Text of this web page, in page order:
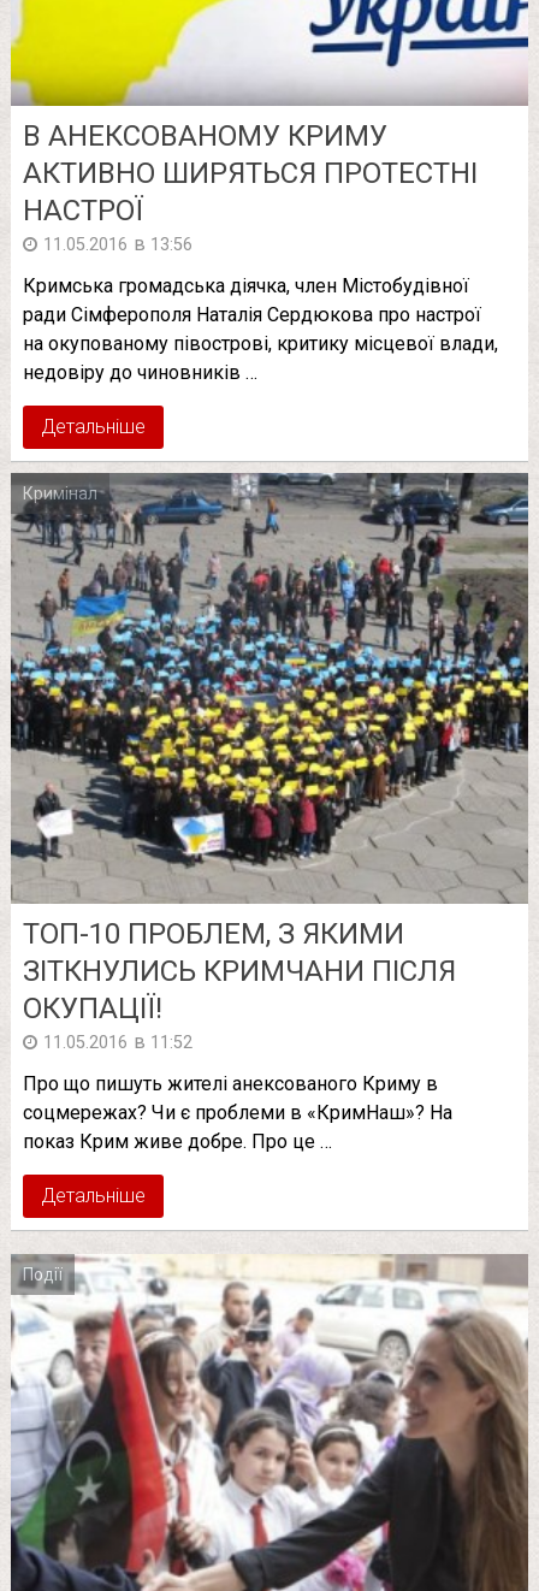
В АНЕКСОВАНОМУ КРИМУ
АКТИВНО ШИРЯТЬСЯ ПРОТЕСТНІ
НАСТРОЇ
11.05.2016 в 13:56
Кримська громадська діячка, член Містобудівної
ради Сімферополя Наталія Сердюкова про настрої
на окупованому півострові, критику місцевої влади,
недовіру до чиновників …
Детальніше
Кримінал
TOП-10 ПРОБЛЕМ, З ЯКИМИ
ЗІТКНУЛИСЬ КРИМЧАНИ ПІСЛЯ
ОКУПАЦІЇ!
11.05.2016 в 11:52
Про що пишуть жителі анексованого Криму в
соцмережах? Чи є проблеми в «КримНаш»? На
показ Крим живе добре. Про це …
Детальніше
Події